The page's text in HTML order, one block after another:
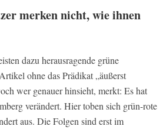
merken nicht, wie ihnen
dazu herausragende grüne
ohne das Prädikat „äußerst
wer genauer hinsieht, merkt: Es hat
verändert. Hier toben sich grün-rote
aus. Die Folgen sind erst im